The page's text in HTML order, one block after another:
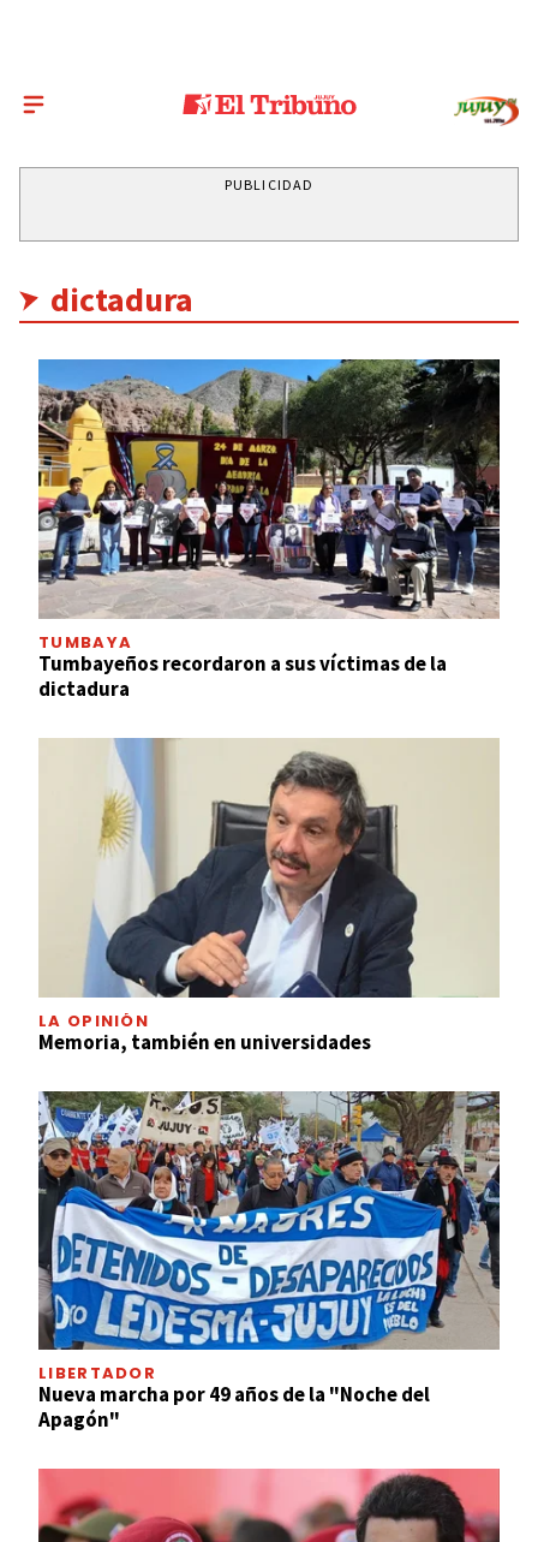
PUBLICIDAD
dictadura
TUMBAYA
Tumbayeños recordaron a sus víctimas de la
dictadura
LA OPINIÓN
Memoria, también en universidades
LIBERTADOR
Nueva marcha por 49 años de la "Noche del
Apagón"